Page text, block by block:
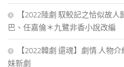
【2022陸劇 馭鮫記之恰似故
巴、任嘉倫＊九鷺非香小說改編
【2022韓劇 還魂】劇情.人物
妹新劇